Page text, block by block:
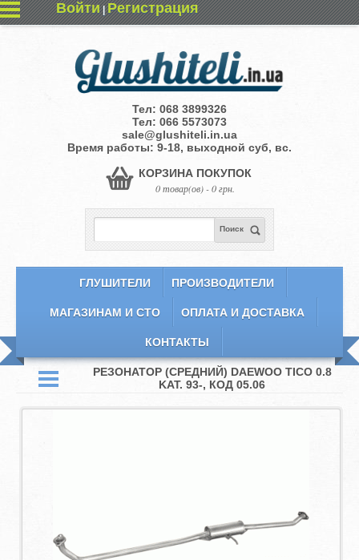
Войти|Регистрация
Тел: 068 3899326
Тел: 066 5573073
sale@glushiteli.in.ua
Время работы: 9-18, выходной суб, вс.
КОРЗИНА ПОКУПОК
0 товар(ов) - 0 грн.
Поиск
ГЛУШИТЕЛИ ПРОИЗВОДИТЕЛИ
МАГАЗИНАМ И СТО ОПЛАТА И ДОСТАВКА
КОНТАКТЫ
РЕЗОНАТОР (СРЕДНИЙ) DAEWOO TICO 0.8
KAT. 93-, КОД 05.06